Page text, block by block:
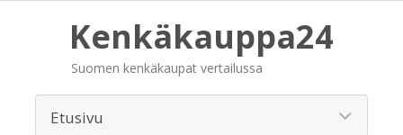
Kenkäkauppa24
Suomen kenkäkaupat vertailussa